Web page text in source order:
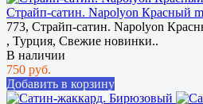
Страйп-сатин. Napolyon Красный
773, Страйп-сатин. Napolyon
, Турция, Свежие новинки..
В наличии
750 руб.
Добавить в корзину